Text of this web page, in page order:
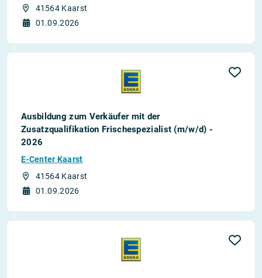
41564 Kaarst
01.09.2026
Ausbildung zum Verkäufer mit der
Zusatzqualifikation Frischespezialist (m/w/d) -
2026
E-Center Kaarst
41564 Kaarst
01.09.2026